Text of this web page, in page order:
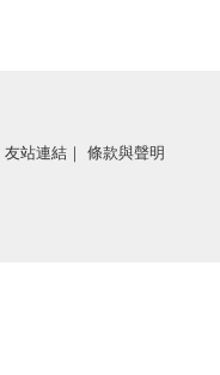
友站連結 ｜ 條款與聲明